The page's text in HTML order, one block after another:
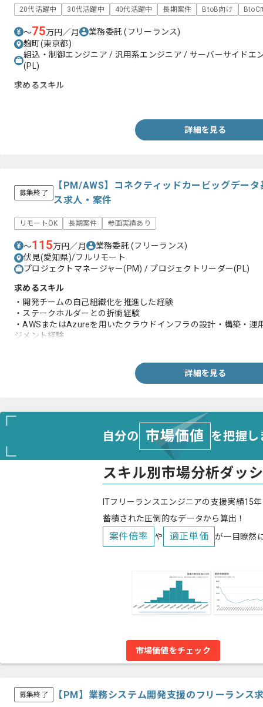
20代活躍中 30代活躍中 40代活躍中 長期案件 BtoB向け BtoC
〜75万円／月 業務委託(フリーランス)
麹町(東京都)
組込・制御エンジニア / 汎用系エンジニア / サーバーサイドエ
(PL)
求めるスキル
詳細を見る
募集終了
【PM/AWS】コネクティッドカービッグデー
ス求人・案件
リモートOK 長期案件 参画実績あり
〜115万円／月 業務委託(フリーランス)
伏見(愛知県)/フルリモート
プロジェクトマネージャー(PM) / プロジェクトリーダー(PL)
求めるスキル
・開発チームの自己組織化を推進した経験
・ステークホルダーとの折衝経験
・AWSまたはAzureを用いたクラウドインフラの設計・構築・運
ジメント経験
・IaCの導入・推進プロジェクトのリード経験
・ビッグデータ基盤に関する知識と関連プロジェクトの管理経験
詳細を見る
自分の 市場価値 を把握
スキル別市場分析ダッ
ITフリーランスエンジニアの支援実績15
蓄積された圧倒的なデータから算出！
案件倍率 や 適正単価 が一目瞭然
市場価値をチェック
募集終了 【PM】業務システム開発支援のフリーランス